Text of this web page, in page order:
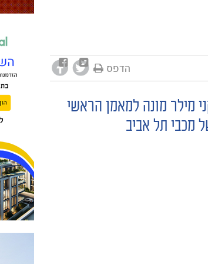
הדפס
מילר מונה למאמן הראשי
מכבי תל אביב